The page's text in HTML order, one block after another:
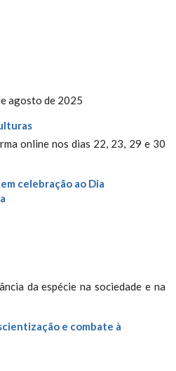
agosto de 2025
online nos dias 22, 23, 29 e 30
celebração ao Dia
da espécie na sociedade e na
e combate à